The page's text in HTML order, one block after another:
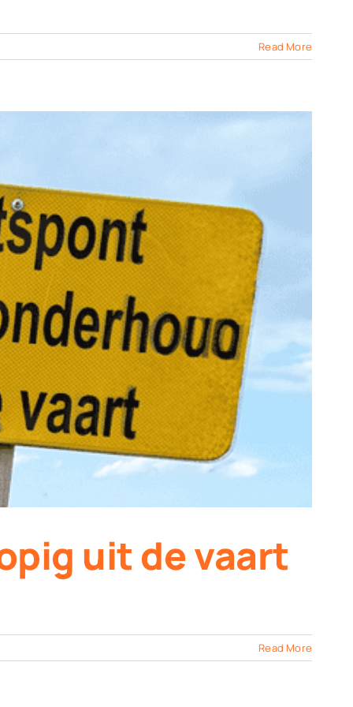
Read More
uit de vaart
Read More